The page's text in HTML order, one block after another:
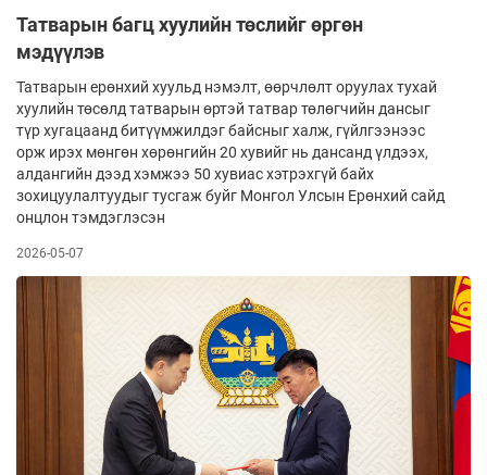
Татварын багц хуулийн төслийг өргөн
мэдүүлэв
Татварын ерөнхий хуульд нэмэлт, өөрчлөлт оруулах тухай
хуулийн төсөлд татварын өртэй татвар төлөгчийн дансыг
түр хугацаанд битүүмжилдэг байсныг халж, гүйлгээнээс
орж ирэх мөнгөн хөрөнгийн 20 хувийг нь дансанд үлдээх,
алдангийн дээд хэмжээ 50 хувиас хэтрэхгүй байх
зохицуулалтуудыг тусгаж буйг Монгол Улсын Ерөнхий сайд
онцлон тэмдэглэсэн
2026-05-07